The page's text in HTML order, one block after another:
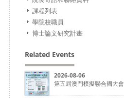
課程列表
學院校職員
博士論文研究計畫
Related Events
2026-08-06
第五屆澳門模擬聯合國大會